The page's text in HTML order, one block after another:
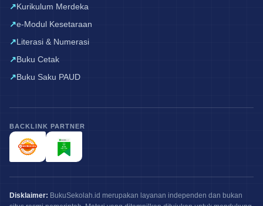
Kurikulum Merdeka
e-Modul Kesetaraan
Literasi & Numerasi
Buku Cetak
Buku Saku PAUD
BACKLINK PARTNER
Disklaimer: BukuSekolah.id merupakan layanan independen dan bukan